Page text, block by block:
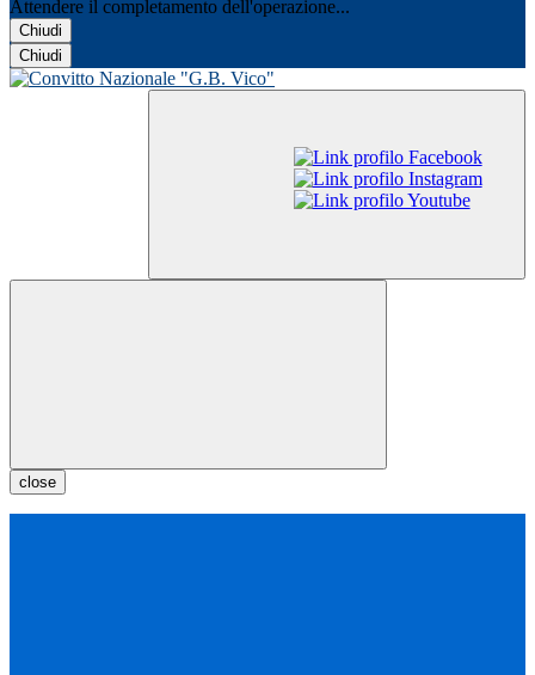
Attendere il completamento dell'operazione...
Chiudi
Chiudi
close